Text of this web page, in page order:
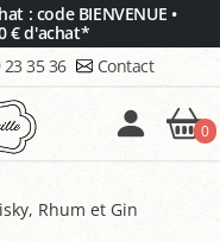
: code BIENVENUE •
€ d'achat*
23 35 36 Contact
0
Rhum et Gin